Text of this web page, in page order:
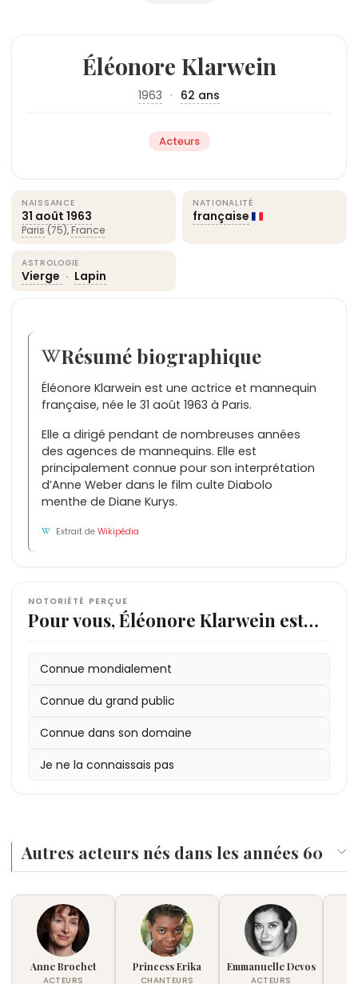
Éléonore Klarwein
1963 · 62 ans
Acteurs
NAISSANCE
31 août 1963
Paris (75), France
NATIONALITÉ
française
ASTROLOGIE
Vierge · Lapin
Résumé biographique
Éléonore Klarwein est une actrice et mannequin
française, née le 31 août 1963 à Paris.
Elle a dirigé pendant de nombreuses années
des agences de mannequins. Elle est
principalement connue pour son interprétation
d’Anne Weber dans le film culte Diabolo
menthe de Diane Kurys.
Extrait deWikipédia
NOTORIÉTÉ PERÇUE
Pour vous, Éléonore Klarwein est…
Connue mondialement
Connue du grand public
Connue dans son domaine
Je ne la connaissais pas
Autres acteurs nés dans les années 60
Anne Brochet
ACTEURS
Princess Erika
CHANTEURS
Emmanuelle Devos
ACTEURS